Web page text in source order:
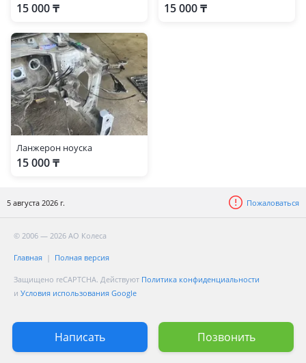
15 000 ₸ 15 000 ₸
Ланжерон ноуска
15 000 ₸
5 августа 2026 г. Пожаловаться
Написать Позвонить
© 2006 — 2026 АО Колеса
Главная Полная версия
Защищено reCAPTCHA. Действуют Политика конфиденциальности
и Условия использования Google